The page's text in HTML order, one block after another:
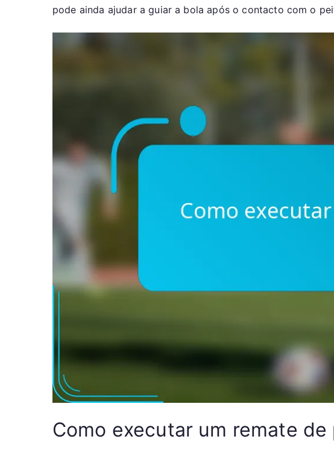
pode ainda ajudar a guiar a bola após o contacto com o
Como executar um remate